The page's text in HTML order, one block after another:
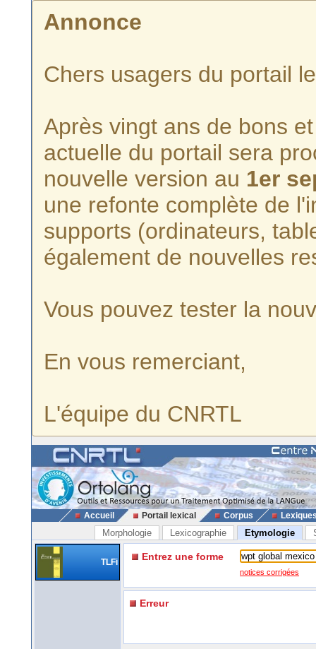
Annonce
Chers usagers du portail
Après vingt ans de bons
actuelle du portail sera
nouvelle version au 1er
une refonte complète de
supports (ordinateurs,
également de nouvelles
Vous pouvez tester la
En vous remerciant,
L'équipe du CNRTL
Accueil Portail lexical Corpus
Morphologie Lexicographie Etymologie
TLFi Entrez une forme
notices corrigées
Erreur